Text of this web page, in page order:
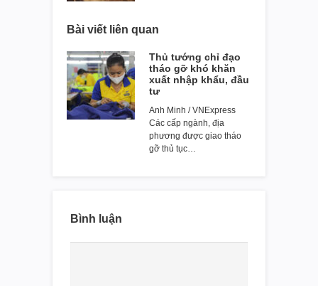
Bài viết liên quan
Thủ tướng chỉ đạo
tháo gỡ khó khăn
xuất nhập khẩu, đầu
tư
Anh Minh / VNExpress
Các cấp ngành, địa
phương được giao tháo
gỡ thủ tục…
Bình luận